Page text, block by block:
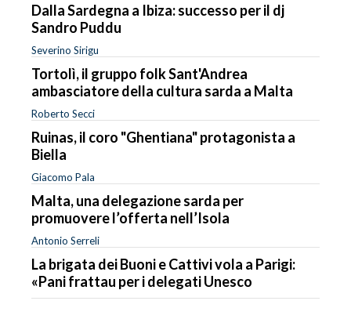
Dalla Sardegna a Ibiza: successo per il dj
Sandro Puddu
Severino Sirigu
Tortolì, il gruppo folk Sant'Andrea
ambasciatore della cultura sarda a Malta
Roberto Secci
Ruinas, il coro "Ghentiana" protagonista a
Biella
Giacomo Pala
Malta, una delegazione sarda per
promuovere l’offerta nell’Isola
Antonio Serreli
La brigata dei Buoni e Cattivi vola a Parigi:
«Pani frattau per i delegati Unesco